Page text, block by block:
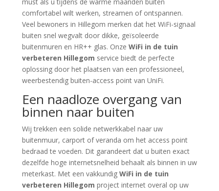
comfortabel wilt werken, streamen of ontspannen.
Veel bewoners in Hillegom merken dat het WiFi-signaal
buiten snel wegvalt door dikke, geïsoleerde
buitenmuren en HR++ glas. Onze WiFi in de tuin
verbeteren Hillegom service biedt de perfecte
oplossing door het plaatsen van een professioneel,
weerbestendig buiten-access point van UniFi.
Een naadloze overgang van
binnen naar buiten
Wij trekken een solide netwerkkabel naar uw
buitenmuur, carport of veranda om het access point
bedraad te voeden. Dit garandeert dat u buiten exact
dezelfde hoge internetsnelheid behaalt als binnen in uw
meterkast. Met een vakkundig WiFi in de tuin
verbeteren Hillegom project internet overal op uw